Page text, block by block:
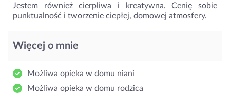
Jestem również cierpliwa i kreatywna. Cenię sobie
punktualność i tworzenie ciepłej, domowej atmosfery.
Więcej o mnie
Możliwa opieka w domu niani
Możliwa opieka w domu rodzica